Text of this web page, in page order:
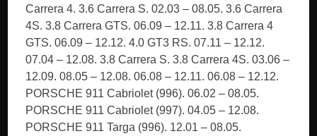
Carrera 4. 3.6 Carrera S. 02.03 – 08.05. 3.6 Carrera
4S. 3.8 Carrera GTS. 06.09 – 12.11. 3.8 Carrera 4
GTS. 06.09 – 12.12. 4.0 GT3 RS. 07.11 – 12.12.
07.04 – 12.08. 3.8 Carrera S. 3.8 Carrera 4S. 03.06 –
12.09. 08.05 – 12.08. 06.08 – 12.11. 06.08 – 12.12.
PORSCHE 911 Cabriolet (996). 06.02 – 08.05.
PORSCHE 911 Cabriolet (997). 04.05 – 12.08.
PORSCHE 911 Targa (996). 12.01 – 08.05.